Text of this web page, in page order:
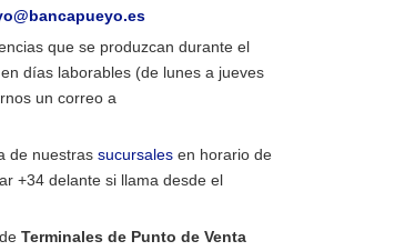
que se produzcan durante el
en días laborables (de lunes a jueves
un correo a
de nuestras sucursales en horario de
+34 delante si llama desde el
Terminales de Punto de Venta